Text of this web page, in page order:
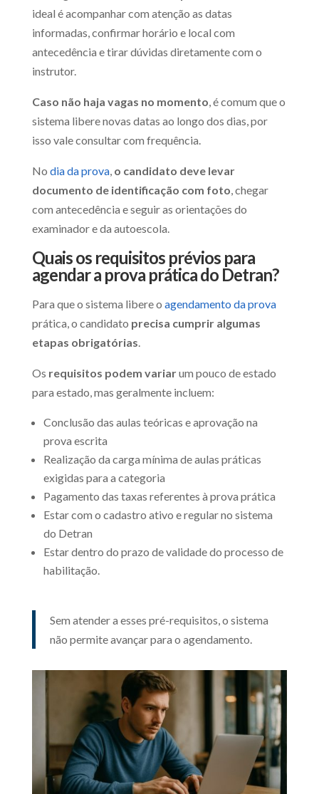
ideal é acompanhar com atenção as datas
informadas, confirmar horário e local com
antecedência e tirar dúvidas diretamente com o
instrutor.
Caso não haja vagas no momento, é comum que o
sistema libere novas datas ao longo dos dias, por
isso vale consultar com frequência.
No dia da prova, o candidato deve levar
documento de identificação com foto, chegar
com antecedência e seguir as orientações do
examinador e da autoescola.
Quais os requisitos prévios para
agendar a prova prática do Detran?
Para que o sistema libere o agendamento da prova
prática, o candidato precisa cumprir algumas
etapas obrigatórias.
Os requisitos podem variarum pouco de estado
para estado, mas geralmente incluem:
Conclusão das aulas teóricas e aprovação na
prova escrita
Realização da carga mínima de aulas práticas
exigidas para a categoria
Pagamento das taxas referentes à prova prática
Estar com o cadastro ativo e regular no sistema
do Detran
Estar dentro do prazo de validade do processo de
habilitação.
Sem atender a esses pré-requisitos, o sistema
não permite avançar para o agendamento.